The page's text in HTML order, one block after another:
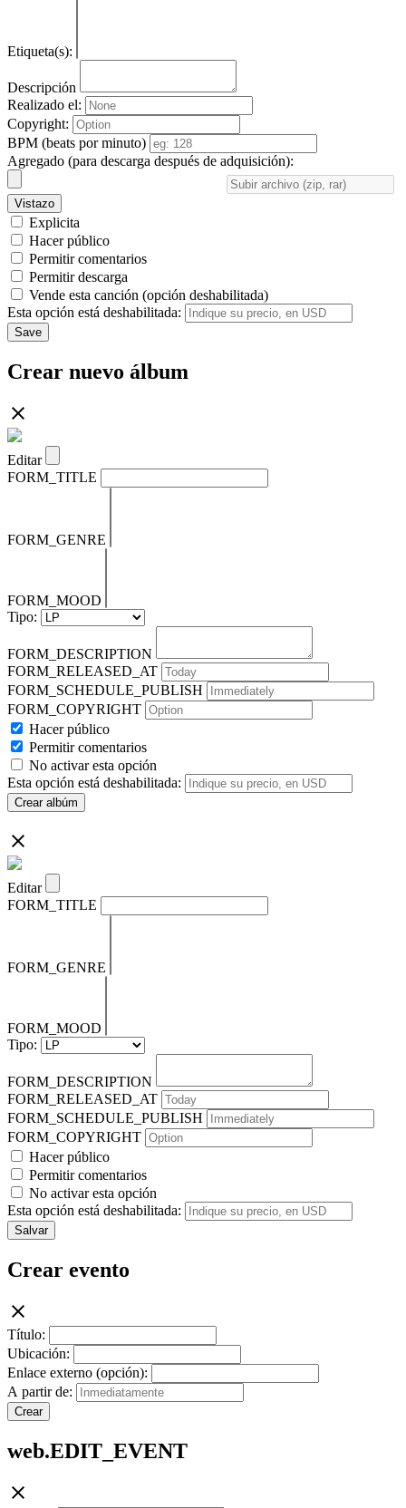
Etiqueta(s):
Descripción
Realizado el:
Copyright:
BPM (beats por minuto)
Agregado (para descarga después de adquisición):
Vistazo
Explicita
Hacer público
Permitir comentarios
Permitir descarga
Vende esta canción (opción deshabilitada)
Esta opción está deshabilitada:
Save
Crear nuevo álbum
Editar
FORM_TITLE
FORM_GENRE
FORM_MOOD
Tipo:
FORM_DESCRIPTION
FORM_RELEASED_AT
FORM_SCHEDULE_PUBLISH
FORM_COPYRIGHT
Hacer público
Permitir comentarios
No activar esta opción
Esta opción está deshabilitada:
Crear albúm
Editar
FORM_TITLE
FORM_GENRE
FORM_MOOD
Tipo:
FORM_DESCRIPTION
FORM_RELEASED_AT
FORM_SCHEDULE_PUBLISH
FORM_COPYRIGHT
Hacer público
Permitir comentarios
No activar esta opción
Esta opción está deshabilitada:
Salvar
Crear evento
Título:
Ubicación:
Enlace externo (opción):
A partir de:
Crear
web.EDIT_EVENT